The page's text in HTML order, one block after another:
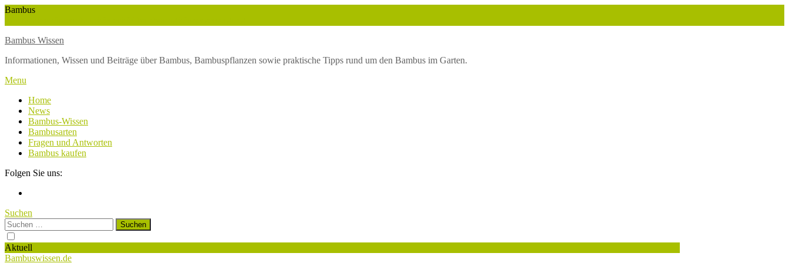
Skip
Bambus
Bambus Wissen
Informationen, Wissen und Beiträge über Bambus, Bambuspflanzen sowie praktische Tipps rund um den Bambus im Garten.
Menu
Home
News
Bambus-Wissen
Bambusarten
Fragen und Antworten
Bambus kaufen
Folgen Sie uns:
Suchen
Suchen
nach:
Aktuell
Bambuswissen.de